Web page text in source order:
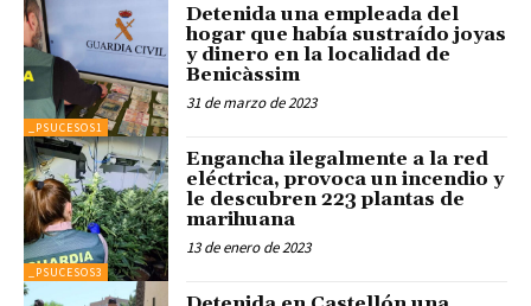
_PSUCESOS1
Detenida una empleada del
hogar que había sustraído joyas
y dinero en la localidad de
Benicàssim
31 de marzo de 2023
_PSUCESOS3
Engancha ilegalmente a la red
eléctrica, provoca un incendio y
le descubren 223 plantas de
marihuana
13 de enero de 2023